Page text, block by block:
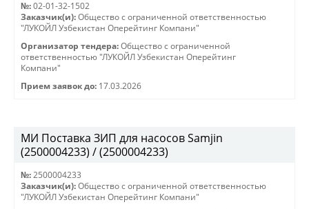
№: 02-01-32-1502
Заказчик(и): Общество с ограниченной ответственностью
"ЛУКОЙЛ Узбекистан Оперейтинг Компани"
Организатор тендера: Общество с ограниченной
ответственностью "ЛУКОЙЛ Узбекистан Оперейтинг
Компани"
Прием заявок до: 17.03.2026
МИ Поставка ЗИП для насосов Samjin
(2500004233) / (2500004233)
№: 2500004233
Заказчик(и): Общество с ограниченной ответственностью
"ЛУКОЙЛ Узбекистан Оперейтинг Компани"